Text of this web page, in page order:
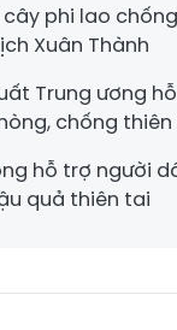
cây phi lao
Xuân Thành
Trung ương
chống
hỗ trợ người
quả thiên tai